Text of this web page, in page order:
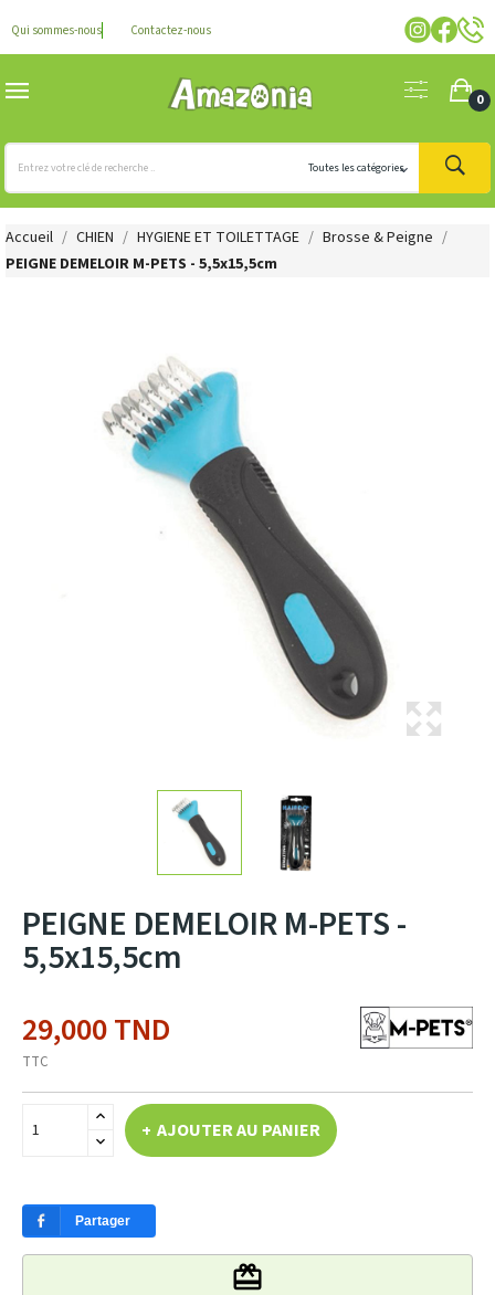
Qui sommes-nous Contactez-nous
0
Accueil CHIEN HYGIENE ET TOILETTAGE
Brosse & Peigne
PEIGNE DEMELOIR M-PETS - 5,5x15,5cm
PEIGNE DEMELOIR M-PETS -
5,5x15,5cm
29,000 TND
TTC
AJOUTER AU PANIER
Partager
redeem